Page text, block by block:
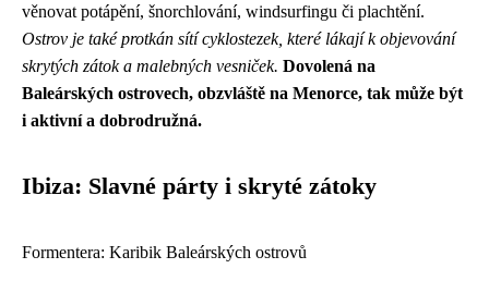
věnovat potápění, šnorchlování, windsurfingu či plachtění.
Ostrov je také protkán sítí cyklostezek, které lákají k objevování
skrytých zátok a malebných vesniček. Dovolená na
Baleárských ostrovech, obzvláště na Menorce, tak může být
i aktivní a dobrodružná.
Ibiza: Slavné párty i skryté zátoky
Formentera: Karibik Baleárských ostrovů